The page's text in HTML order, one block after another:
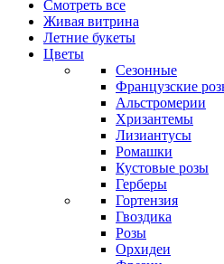
Смотреть все
Живая витрина
Летние букеты
Цветы
Сезонные
Французские
Альстромерии
Хризантемы
Лизиантусы
Ромашки
Кустовые розы
Герберы
Гортензия
Гвоздика
Розы
Орхидеи